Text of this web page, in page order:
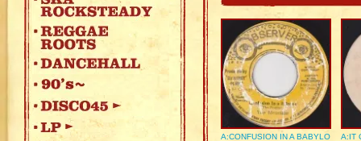
A:CONFUSION IN A BABYLO
A:IT